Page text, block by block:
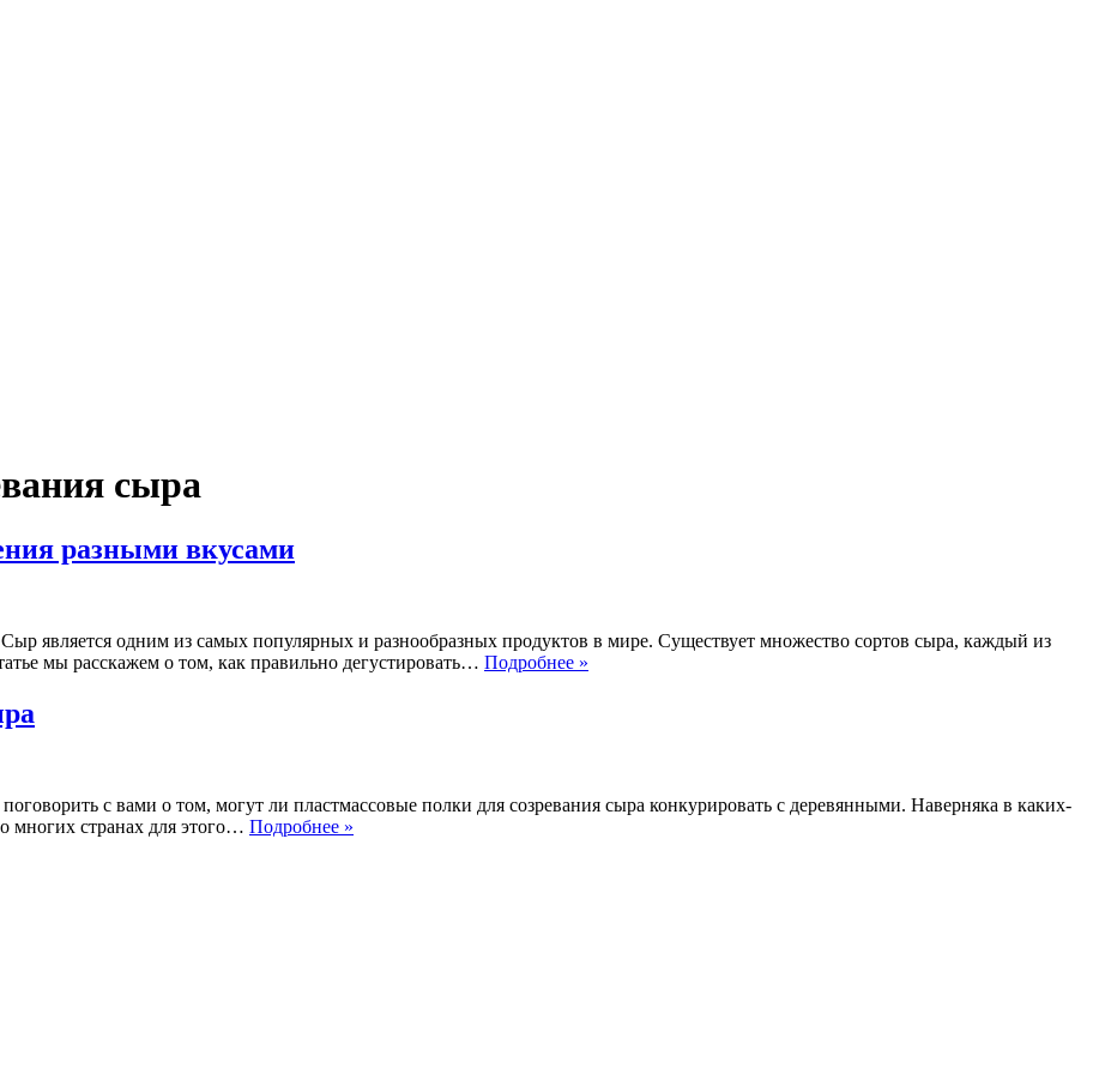
сыра
разными вкусами
является одним из самых популярных и разнообразных продуктов в мире. Существует множество сортов сыра, каждый из
мы расскажем о том, как правильно дегустировать… Подробнее »
с вами о том, могут ли пластмассовые полки для созревания сыра конкурировать с деревянными. Наверняка в каких-
многих странах для этого… Подробнее »